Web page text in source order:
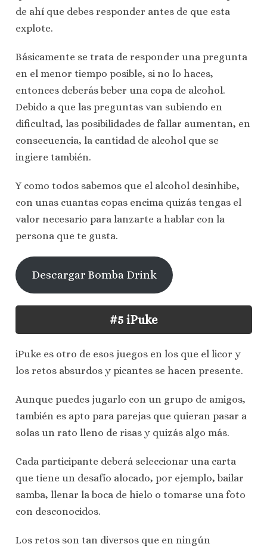
de ahí que debes responder antes de que esta
explote.
Básicamente se trata de responder una pregunta
en el menor tiempo posible, si no lo haces,
entonces deberás beber una copa de alcohol.
Debido a que las preguntas van subiendo en
dificultad, las posibilidades de fallar aumentan, en
consecuencia, la cantidad de alcohol que se
ingiere también.
Y como todos sabemos que el alcohol desinhibe,
con unas cuantas copas encima quizás tengas el
valor necesario para lanzarte a hablar con la
persona que te gusta.
Descargar Bomba Drink
#5 iPuke
iPuke es otro de esos juegos en los que el licor y
los retos absurdos y picantes se hacen presente.
Aunque puedes jugarlo con un grupo de amigos,
también es apto para parejas que quieran pasar a
solas un rato lleno de risas y quizás algo más.
Cada participante deberá seleccionar una carta
que tiene un desafío alocado, por ejemplo, bailar
samba, llenar la boca de hielo o tomarse una foto
con desconocidos.
Los retos son tan diversos que en ningún